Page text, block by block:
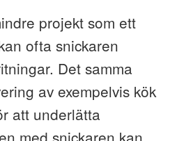
projekt som ett
ofta snickaren
Det samma
av exempelvis kök
att underlätta